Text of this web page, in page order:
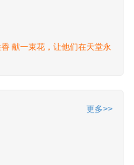
献一束花，让他们在天堂永
更多>>